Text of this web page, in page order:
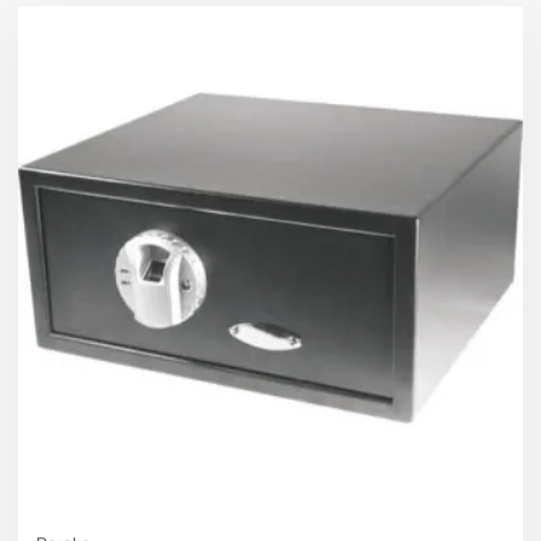
* Tolerance for the specified dimensions is allowed +/-
3 mm.
Internal volume, L16
Weight, kg24
Door metal thickness, mm10
Burglar resistanceS2 security class EN 14450
Locking systemthree-sided bolt locking system (4
active chromized bolts diameter 25mm)
Lock typemechanical combination lock La GARD (USA)